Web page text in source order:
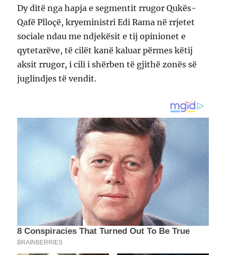
Dy ditë nga hapja e segmentit rrugor Qukës-
Qafë Plloçë, kryeministri Edi Rama në rrjetet
sociale ndau me ndjekësit e tij opinionet e
qytetarëve, të cilët kanë kaluar përmes këtij
aksit rrugor, i cili i shërben të gjithë zonës së
juglindjes të vendit.